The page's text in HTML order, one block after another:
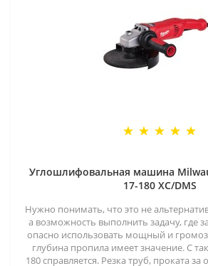
Углошлифовальная машина
17-180 XC/DMS
Нужно понимать, что это не
а возможность выполнить задачу, где
опасно использовать мощный и
глубина пропила имеет значение. С
180 справляется. Резка труб, проката